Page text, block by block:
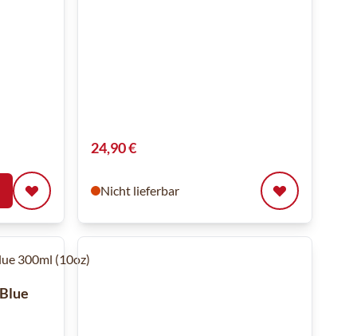
24,90 €
Nicht lieferbar